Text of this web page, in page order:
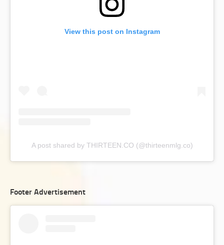
View this post on Instagram
A post shared by THIRTEEN.CO (@thirteenmlg.co)
Footer Advertisement